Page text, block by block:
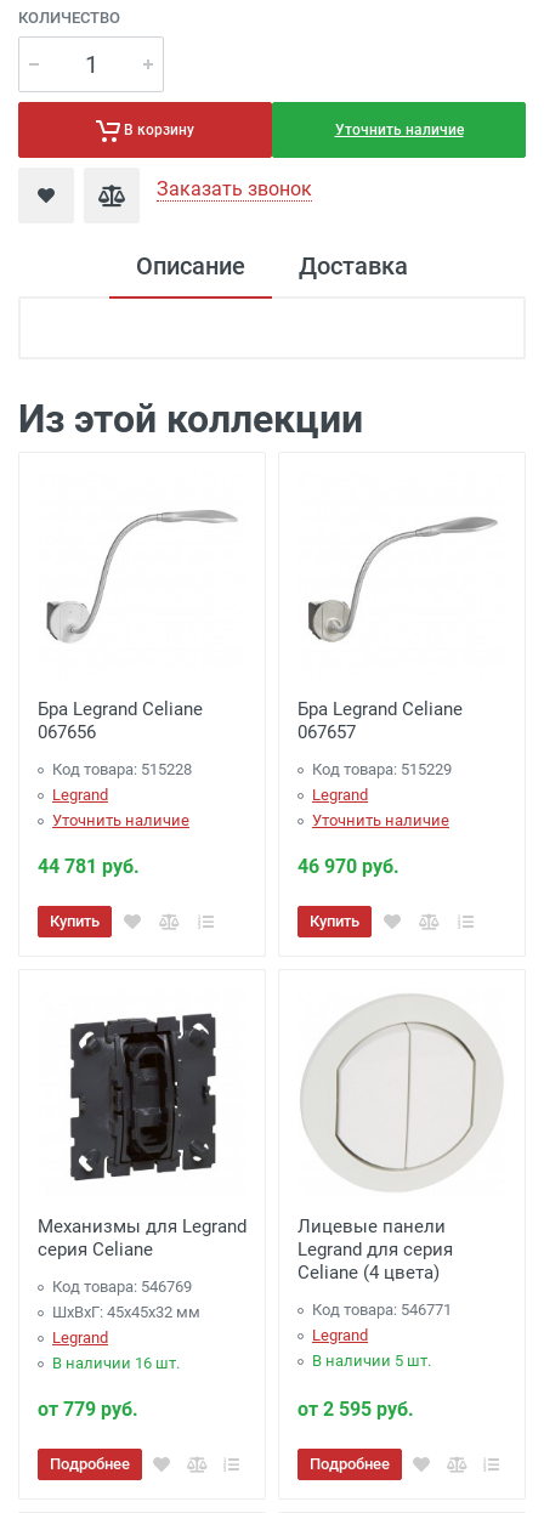
КОЛИЧЕСТВО
В корзину Уточнить наличие
Заказать звонок
Описание Доставка
подъезда)
Доставка г. Калуга 100 рублей (самовывоз
Из этой коллекции
Бра Legrand Celiane
067656
Код товара: 515228
Legrand
Уточнить наличие
44 781 руб.
Купить
Бра Legrand Celiane
067657
Код товара: 515229
Legrand
Уточнить наличие
46 970 руб.
Купить
Механизмы для Legrand
серия Celiane
Код товара: 546769
ШхВхГ: 45x45x32 мм
Legrand
В наличии 16 шт.
от 779 руб.
Подробнее
Лицевые панели
Legrand для серия
Celiane (4 цвета)
Код товара: 546771
Legrand
В наличии 5 шт.
от 2 595 руб.
Подробнее